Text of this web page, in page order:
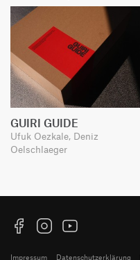
GUIRI GUIDE
Ufuk Oezkale, Deniz
Oelschlaeger
FacebookInstagramYouTube
Impressum Datenschutzerklärung